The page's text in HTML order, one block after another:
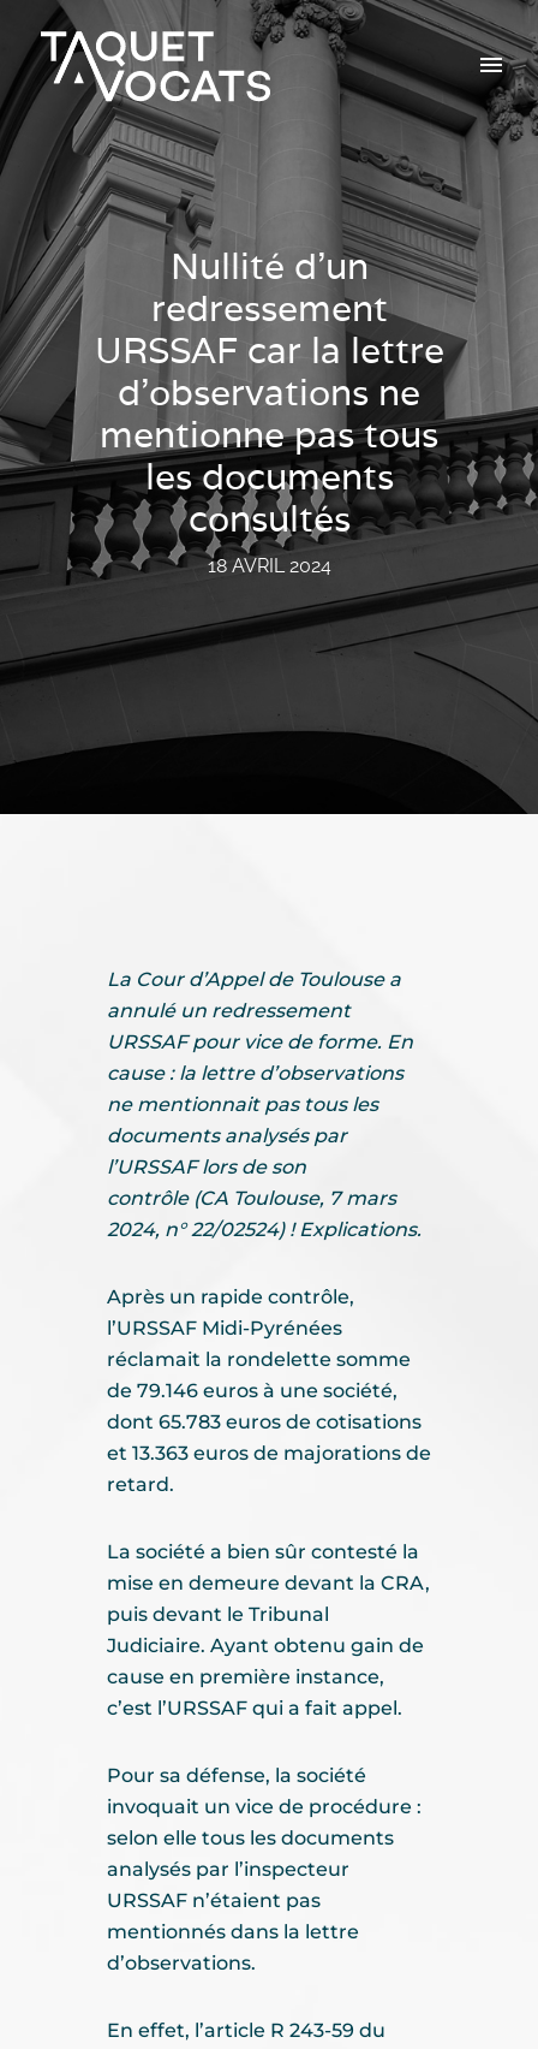
Nullité d’un
redressement
URSSAF car la lettre
d’observations ne
mentionne pas tous
les documents
consultés
18 AVRIL 2024
La Cour d’Appel de Toulouse a
annulé un redressement
URSSAF pour vice de forme. En
cause : la lettre d’observations
ne mentionnait pas tous les
documents analysés par
l’URSSAF lors de son
contrôle (CA Toulouse, 7 mars
2024, n° 22/02524) ! Explications.
Après un rapide contrôle,
l’URSSAF Midi-Pyrénées
réclamait la rondelette somme
de 79.146 euros à une société,
dont 65.783 euros de cotisations
et 13.363 euros de majorations de
retard.
La société a bien sûr contesté la
mise en demeure devant la CRA,
puis devant le Tribunal
Judiciaire. Ayant obtenu gain de
cause en première instance,
c’est l’URSSAF qui a fait appel.
Pour sa défense, la société
invoquait un vice de procédure :
selon elle tous les documents
analysés par l’inspecteur
URSSAF n’étaient pas
mentionnés dans la lettre
d’observations.
En effet, l’article R 243-59 du